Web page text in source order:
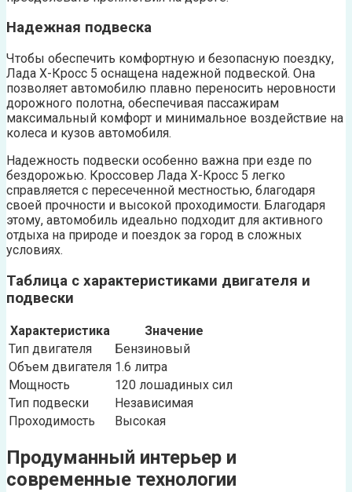
Надежная подвеска
Чтобы обеспечить комфортную и безопасную поездку,
Лада Х-Кросс 5 оснащена надежной подвеской. Она
позволяет автомобилю плавно переносить неровности
дорожного полотна, обеспечивая пассажирам
максимальный комфорт и минимальное воздействие на
колеса и кузов автомобиля.
Надежность подвески особенно важна при езде по
бездорожью. Кроссовер Лада Х-Кросс 5 легко
справляется с пересеченной местностью, благодаря
своей прочности и высокой проходимости. Благодаря
этому, автомобиль идеально подходит для активного
отдыха на природе и поездок за город в сложных
условиях.
Таблица с характеристиками двигателя и
подвески
Характеристика
Значение
Тип двигателя
Бензиновый
Объем двигателя 1.6 литра
Мощность
120 лошадиных сил
Тип подвески
Независимая
Проходимость
Высокая
Продуманный интерьер и
современные технологии